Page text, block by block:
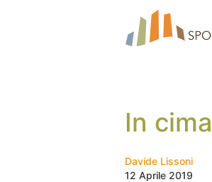
In
Davide Lissoni
12 Aprile 2019